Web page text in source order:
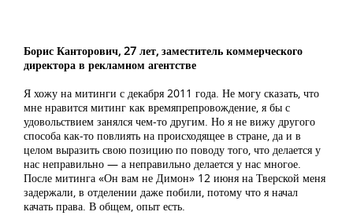
Борис Канторович, 27 лет, заместитель коммерческого
директора в рекламном агентстве
Я хожу на митинги с декабря 2011 года. Не могу сказать, что
мне нравится митинг как времяпрепровождение, я бы с
удовольствием занялся чем-то другим. Но я не вижу другого
способа как-то повлиять на происходящее в стране, да и в
целом выразить свою позицию по поводу того, что делается у
нас неправильно — а неправильно делается у нас многое.
После митинга «Он вам не Димон» 12 июня на Тверской меня
задержали, в отделении даже побили, потому что я начал
качать права. В общем, опыт есть.